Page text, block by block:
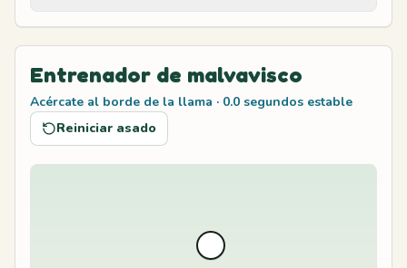
Entrenador de malvavisco
Acércate al borde de la llama · 0.0 segundos estable
Reiniciar asado